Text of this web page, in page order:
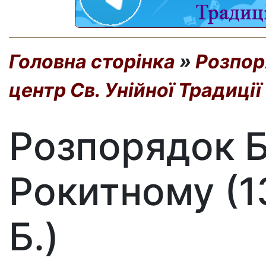
Головна сторінка »
центр Св. Унійної
Розпорядок
Рокитному
Б.)